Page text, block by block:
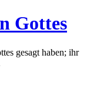
Gottes
gesagt haben; ihr